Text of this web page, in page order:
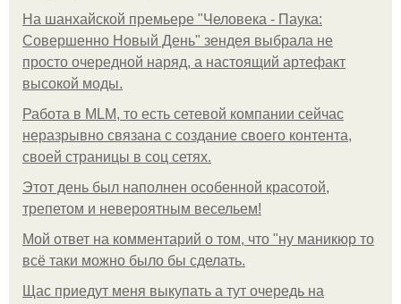
На шанхайской премьере "Человека - Паука:
Совершенно Новый День" зендея выбрала не
просто очередной наряд, а настоящий артефакт
высокой моды.
Работа в MLM, то есть сетевой компании сейчас
неразрывно связана с создание своего контента,
своей страницы в соц сетях.
Этот день был наполнен особенной красотой,
трепетом и невероятным весельем!
Мой ответ на комментарий о том, что "ну маникюр то
всё таки можно было бы сделать.
Щас приедут меня выкупать а тут очередь на